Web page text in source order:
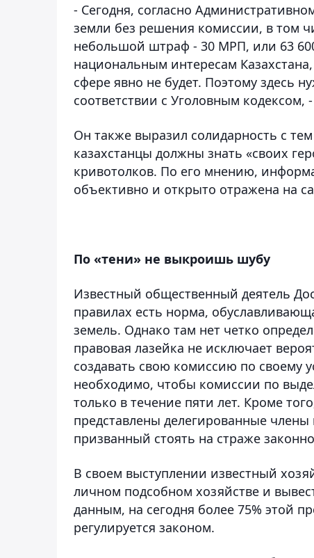
- Сегодня, согласно
земли без решения комиссии, в том
небольшой штраф - 30 МРП, или 63
национальным интересам
сфере явно не будет. Поэтому здесь
соответствии с Уголовным кодексом,
Он также выразил солидарность с
казахстанцы должны знать «своих
кривотолков. По его мнению,
объективно и открыто отражена на
По «тени» не выкроишь шубу
Известный общественный деятель
правилах есть норма,
земель. Однако там нет четко
правовая лазейка не исключает
создавать свою комиссию по своему
необходимо, чтобы комиссии по
только в течение пяти лет. Кроме
представлены делегированные
призванный стоять на страже
В своем выступлении известный
личном подсобном хозяйстве и
данным, на сегодня более 75% этой
регулируется законом.